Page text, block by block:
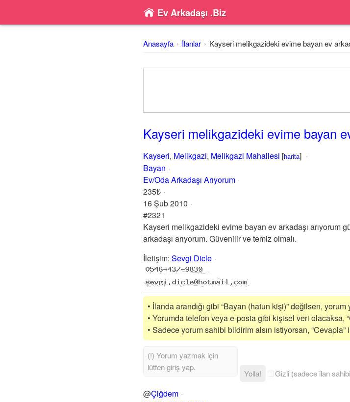
Ev Arkadaşı .Biz
Anasayfa İlanlar Kayseri melikgazideki evime bayan ev
Kayseri melikgazideki evime bayan
Kayseri, Melikgazi, Melikgazi Mahallesi [harita]
Bayan
Ev/Oda Arkadaşı Arıyorum
235₺
16 Şub 2010
#2321
Kayseri melikgazideki evime bayan ev arkadaşı arıyorum
arkadaşı arıyorum. Güvenilir ve temiz olmalı.
İletişim: Sevgi Dicle
• İlanda arandığı gibi “Bayan (hatun kişi)” değilsen,
• Yorumda telefon veya e-posta gibi kişisel veri olacaksa,
• Sadece yorum sahibi bildirim alsın istiyorsan,
Yolla! Gizli (sadece ilan
@Çiğdem